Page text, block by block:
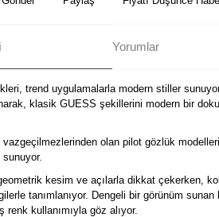
Yorumlar
trend uygulamalarla modern stiller
klasik GUESS şekillerini modern bir
vazgeçilmezlerinden olan pilot gözlük
kesim ve açılarla dikkat çekerken,
tanımlanıyor. Dengeli bir görünüm
renk kullanımıyla göz alıyor.